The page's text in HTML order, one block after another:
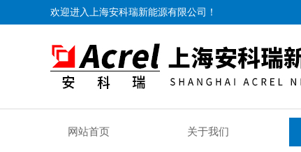
欢迎进入上海安科瑞新能源有限公司！
网站首页 关于我们